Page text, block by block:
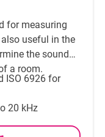
for measuring
useful in the
the sound
a room.
ISO 6926 for
20 kHz
pW (A-weighted,